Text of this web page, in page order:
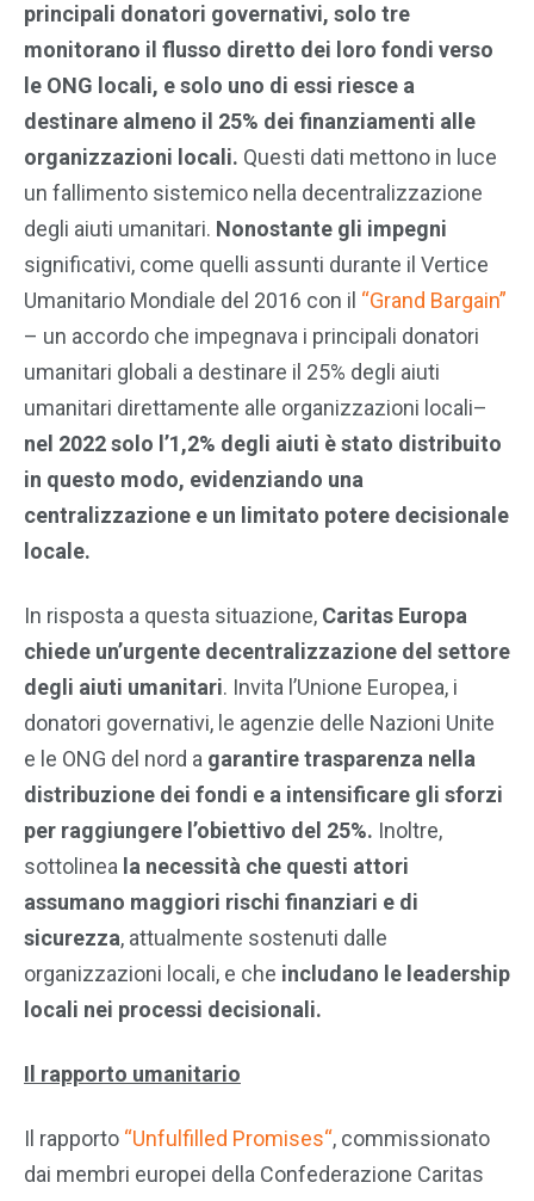
principali donatori governativi, solo tre
monitorano il flusso diretto dei loro fondi verso
le ONG locali, e solo uno di essi riesce a
destinare almeno il 25% dei finanziamenti alle
organizzazioni locali. Questi dati mettono in luce
un fallimento sistemico nella decentralizzazione
degli aiuti umanitari. Nonostante gli impegni
significativi, come quelli assunti durante il Vertice
Umanitario Mondiale del 2016 con il “Grand Bargain”
– un accordo che impegnava i principali donatori
umanitari globali a destinare il 25% degli aiuti
umanitari direttamente alle organizzazioni locali–
nel 2022 solo l’1,2% degli aiuti è stato distribuito
in questo modo, evidenziando una
centralizzazione e un limitato potere decisionale
locale.
In risposta a questa situazione, Caritas Europa
chiede un’urgente decentralizzazione del settore
degli aiuti umanitari. Invita l’Unione Europea, i
donatori governativi, le agenzie delle Nazioni Unite
e le ONG del nord a garantire trasparenza nella
distribuzione dei fondi e a intensificare gli sforzi
per raggiungere l’obiettivo del 25%. Inoltre,
sottolinea la necessità che questi attori
assumano maggiori rischi finanziari e di
sicurezza, attualmente sostenuti dalle
organizzazioni locali, e che includano le leadership
locali nei processi decisionali.
Il rapporto umanitario
Il rapporto “Unfulfilled Promises“, commissionato
dai membri europei della Confederazione Caritas